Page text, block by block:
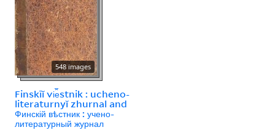
548 images
Finskīĭ vi︠e︡stnik : ucheno-
literaturnyĭ zhurnal and
Финскій вѣстник : учено-
литературный журнал